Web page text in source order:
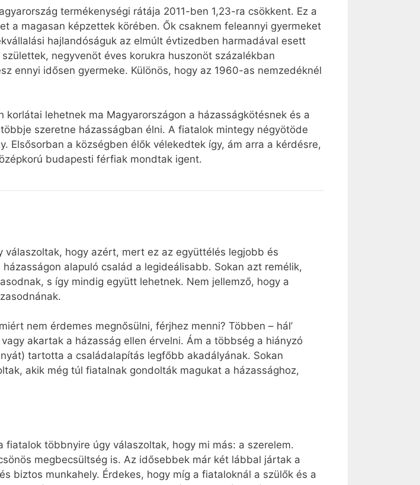
termékenységi rátája 2011-ben 1,23-ra csökkent. Ez a
a magasan képzettek körében. Ők csaknem feleannyi gyermeket
hajlandóságuk az elmúlt évtizedben harmadával esett
negyvenöt éves korukra huszonöt százalékban
ennyi idősen gyermeke. Különös, hogy az 1960-as nemzedéknél
lehetnek ma Magyarországon a házasságkötésnek és a
szeretne házasságban élni. A fiatalok mintegy négyötöde
Elsősorban a községben élők vélekedtek így, ám arra a kérdésre,
budapesti férfiak mondtak igent.
hogy azért, mert ez az együttélés legjobb és
alapuló család a legideálisabb. Sokan azt remélik,
s így mindig együtt lehetnek. Nem jellemző, hogy a
nem érdemes megnősülni, férjhez menni? Többen – hál’
akartak a házasság ellen érvelni. Ám a többség a hiányzó
tartotta a családalapítás legfőbb akadályának. Sokan
akik még túl fiatalnak gondolták magukat a házassághoz,
többnyire úgy válaszoltak, hogy mi más: a szerelem.
megbecsültség is. Az idősebbek már két lábbal jártak a
biztos munkahely. Érdekes, hogy míg a fiataloknál a szülők és a